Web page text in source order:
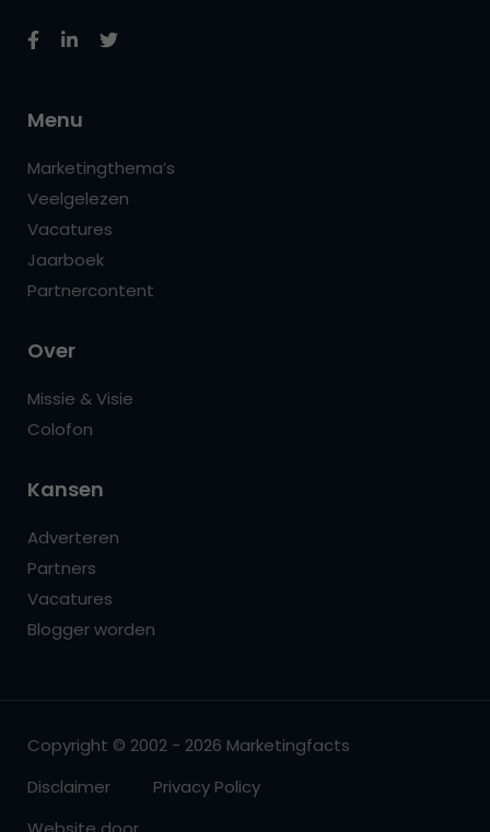
Menu
Marketingthema’s
Veelgelezen
Vacatures
Jaarboek
Partnercontent
Over
Missie & Visie
Colofon
Kansen
Adverteren
Partners
Vacatures
Blogger worden
Copyright © 2002 - 2026 Marketingfacts
Disclaimer
Privacy Policy